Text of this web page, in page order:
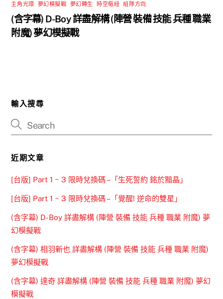
主角光環 夢幻模擬戰 夢幻轉生 時空樞紐 ,組隊方向
(含字幕) D-Boy 詳盡解構 (陣營 裝備 技能 兵種 職業
附魔) 夢幻模擬戰
輸入搜尋
近期文章
[台版] Part 1 ~ 3 限時兌換碼 –「生死誓約 銘於黯晶」
[台版] Part 1 ~ 3 限時兌換碼 –「覺醒! 逆命的雙星」
(含字幕) D-Boy 詳盡解構 (陣營 裝備 技能 兵種 職業 附魔) 夢
幻模擬戰
(含字幕) 相羽新也 詳盡解構 (陣營 裝備 技能 兵種 職業 附魔)
夢幻模擬戰
(含字幕) 達奇 詳盡解構 (陣營 裝備 技能 兵種 職業 附魔) 夢幻
模擬戰